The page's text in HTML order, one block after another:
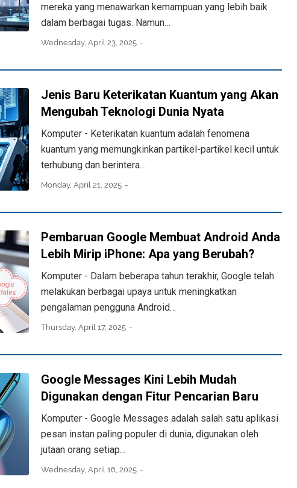
mereka yang menawarkan kemampuan yang lebih baik
dalam berbagai tugas. Namun…
Wednesday, April 23, 2025
Jenis Baru Keterikatan Kuantum yang Akan
Mengubah Teknologi Dunia Nyata
Komputer - Keterikatan kuantum adalah fenomena
kuantum yang memungkinkan partikel-partikel kecil untuk
terhubung dan berintera…
Monday, April 21, 2025
Pembaruan Google Membuat Android Anda
Lebih Mirip iPhone: Apa yang Berubah?
Komputer - Dalam beberapa tahun terakhir, Google telah
melakukan berbagai upaya untuk meningkatkan
pengalaman pengguna Android…
Thursday, April 17, 2025
Google Messages Kini Lebih Mudah
Digunakan dengan Fitur Pencarian Baru
Komputer - Google Messages adalah salah satu aplikasi
pesan instan paling populer di dunia, digunakan oleh
jutaan orang setiap…
Wednesday, April 16, 2025